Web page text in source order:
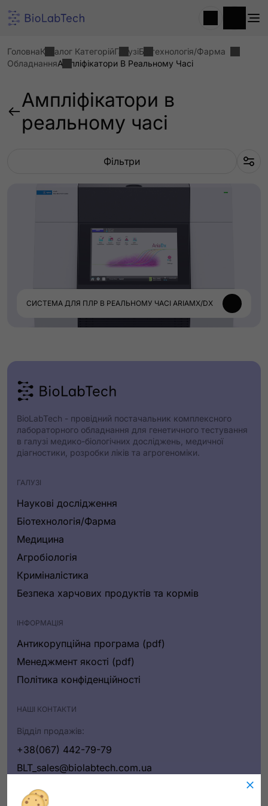
ГоловнаКаталог КатегорійГалузіБіотехнологія/фарма
ОбладнанняАмпліфікатори В Реальному Часі
Ампліфікатори в
реальному часі
Фільтри
СИСТЕМА ДЛЯ ПЛР В РЕАЛЬНОМУ ЧАСІ ARIAMX/DX
BioLabTech - провідний постачальник комплексного
лабораторного обладнання для генетичного тестування
в галузі медико-біологічних досліджень, медичної
діагностики, розробки ліків та агрогеноміки.
ГАЛУЗІ
Наукові дослідження
Біотехнологія/Фарма
Медицина
Агробіологія
Криміналістика
Безпека харчових продуктів та кормів
ІНФОРМАЦІЯ
Антикорупційна програма (pdf)
Менеджмент якості (pdf)
Політика конфіденційності
НАШІ КОНТАКТИ
Відділ продажів:
+38(067) 442-79-79
BLT_sales@biolabtech.com.ua